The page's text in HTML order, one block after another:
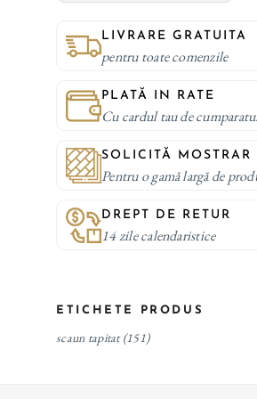
LIVRARE GRATUITA
pentru toate comenzile
PLATĂ IN RATE
Cu cardul tau de
SOLICITĂ MOSTRAR
Pentru o gamă largă de
DREPT DE RETUR
14 zile calendaristice
ETICHETE PRODUS
scaun tapitat (151)